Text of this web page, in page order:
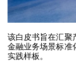
该白皮书旨在汇聚
金融业务场景标准
实践样板。